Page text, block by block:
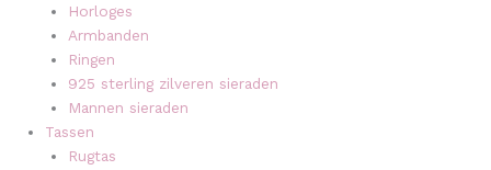
Horloges
Armbanden
Ringen
925 sterling zilveren sieraden
Mannen sieraden
Tassen
Rugtas